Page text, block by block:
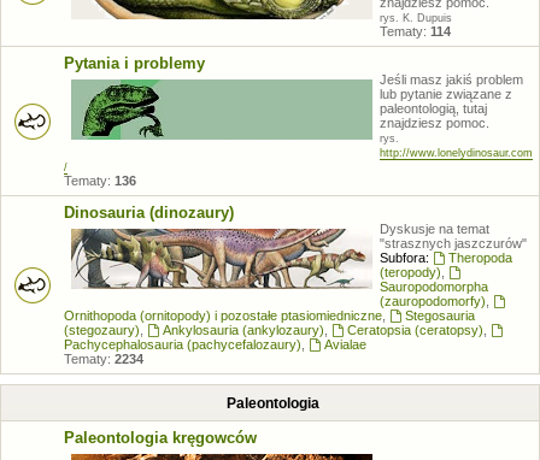
rys. K. Dupuis
Tematy: 114
Pytania i problemy
Jeśli masz jakiś problem
lub pytanie związane z
paleontologią, tutaj
znajdziesz pomoc.
rys.
http://www.lonelydinosaur.com
/
Tematy: 136
Dinosauria (dinozaury)
Dyskusje na temat
"strasznych jaszczurów"
Subfora:
Theropoda
(teropody)
Sauropodomorpha
(zauropodomorfy)
Ornithopoda (ornitopody) i pozostałe ptasiomiedniczne
Stegosauria
(stegozaury)
Ankylosauria (ankylozaury) Ceratopsia (ceratopsy)
Pachycephalosauria (pachycefalozaury)
Avialae
Tematy: 2234
Paleontologia
Paleontologia kręgowców